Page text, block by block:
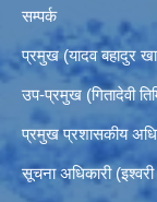
सम्पर्क
प्रमुख (यादव बहादुर
उप-प्रमुख (गितादेवी
प्रमुख प्रशासकीय
सूचना अधिकारी